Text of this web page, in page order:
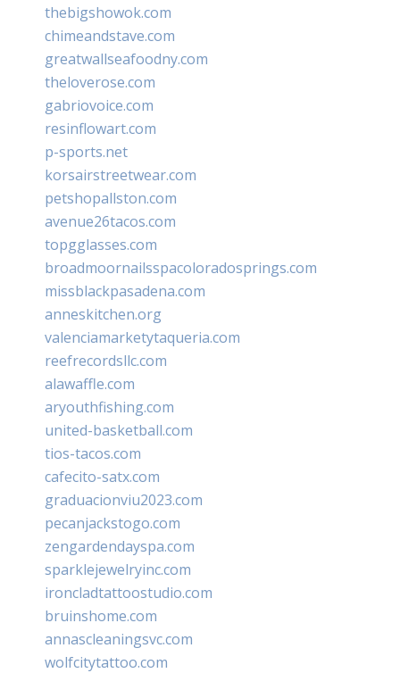
thebigshowok.com
chimeandstave.com
greatwallseafoodny.com
theloverose.com
gabriovoice.com
resinflowart.com
p-sports.net
korsairstreetwear.com
petshopallston.com
avenue26tacos.com
topgglasses.com
broadmoornailsspacoloradosprings.com
missblackpasadena.com
anneskitchen.org
valenciamarketytaqueria.com
reefrecordsllc.com
alawaffle.com
aryouthfishing.com
united-basketball.com
tios-tacos.com
cafecito-satx.com
graduacionviu2023.com
pecanjackstogo.com
zengardendayspa.com
sparklejewelryinc.com
ironcladtattoostudio.com
bruinshome.com
annascleaningsvc.com
wolfcitytattoo.com